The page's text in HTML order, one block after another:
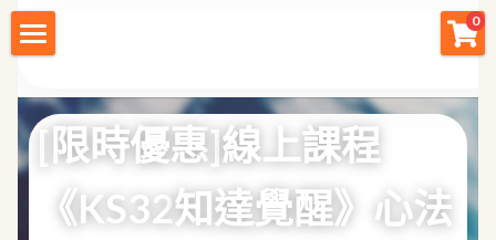
0
財神宗旨
團隊資源
[ 限時優惠]線上課程
《 KS32知達覺醒》心法
×
所有商品分類